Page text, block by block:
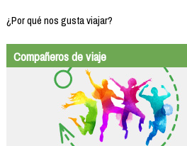
¿Por qué nos gusta viajar?
Compañeros de viaje